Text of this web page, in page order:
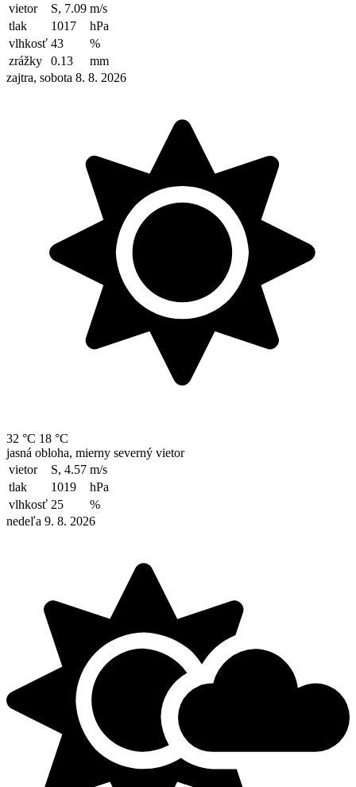
vietor
S, 7.09 m/s
tlak
1017
hPa
vlhkosť 43
%
zrážky
0.13
mm
zajtra, sobota 8. 8. 2026
32 °C 18 °C
jasná obloha, mierny severný vietor
vietor
S, 4.57 m/s
tlak
1019
hPa
vlhkosť 25
%
nedeľa 9. 8. 2026